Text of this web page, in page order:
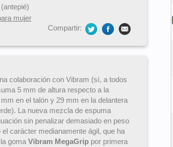
mujer
Compartir:
colaboración con Vibram (sí, a todos
5 mm de altura respecto a la
en el talón y 29 mm en la delantera
La nueva mezcla de espuma
sin penalizar demasiado en peso
carácter medianamente ágil, que ha
goma Vibram MegaGrippor primera